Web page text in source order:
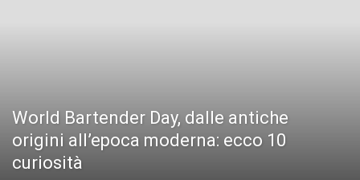
World Bartender Day, dalle antiche
origini all’epoca moderna: ecco 10
curiosità